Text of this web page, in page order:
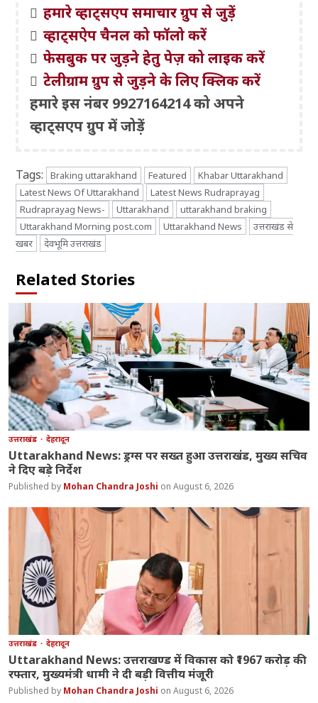
हमारे व्हाट्सएप समाचार ग्रुप से जुड़ें
व्हाट्सऐप चैनल को फॉलो करें
फेसबुक पर जुड़ने हेतु पेज़ को लाइक करें
टेलीग्राम ग्रुप से जुड़ने के लिए क्लिक करें
हमारे इस नंबर 9927164214 को अपने
व्हाट्सएप ग्रुप में जोड़ें
Tags: Braking uttarakhand Featured
Khabar Uttarakhand
Latest News Of Uttarakhand
Latest News Rudraprayag
Rudraprayag News-
Uttarakhand
uttarakhand braking
Uttarakhand Morning post.com
Uttarakhand News
उत्तराखंड से
खबर
देवभूमि उत्तराखंड
Related Stories
उत्तराखंड देहरादून
Uttarakhand News: ड्रग्स पर सख्त हुआ उत्तराखंड, मुख्य सचिव
ने दिए बड़े निर्देश
Mohan Chandra Joshi August 6, 2026
उत्तराखंड देहरादून
Uttarakhand News: उत्तराखण्ड में विकास को ₹1967 करोड़ की
रफ्तार, मुख्यमंत्री धामी ने दी बड़ी वित्तीय मंजूरी
Mohan Chandra Joshi August 6, 2026